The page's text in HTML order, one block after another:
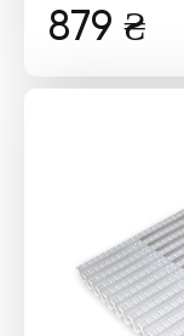
879 ₴